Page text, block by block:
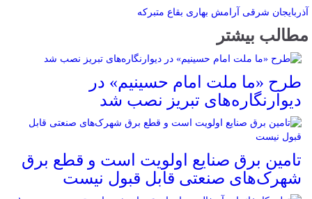
آذربایجان شرقی آرامش بهاری بقاع متبرکه
مطالب بیشتر
طرح «ما ملت امام حسینیم» در
دیوارنگاره‌های تبریز نصب شد
تامین برق صنایع اولویت است و قطع برق
شهرک‌های صنعتی قابل قبول نیست